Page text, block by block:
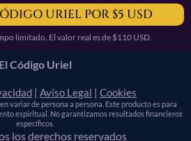
URIEL POR $5 USD
limitado. El valor real es de $110 USD.
El Código Uriel
| Aviso Legal | Cookies
variar de persona a persona. Este producto es para
espiritual. No garantizamos resultados financieros
específicos.
los derechos reservados